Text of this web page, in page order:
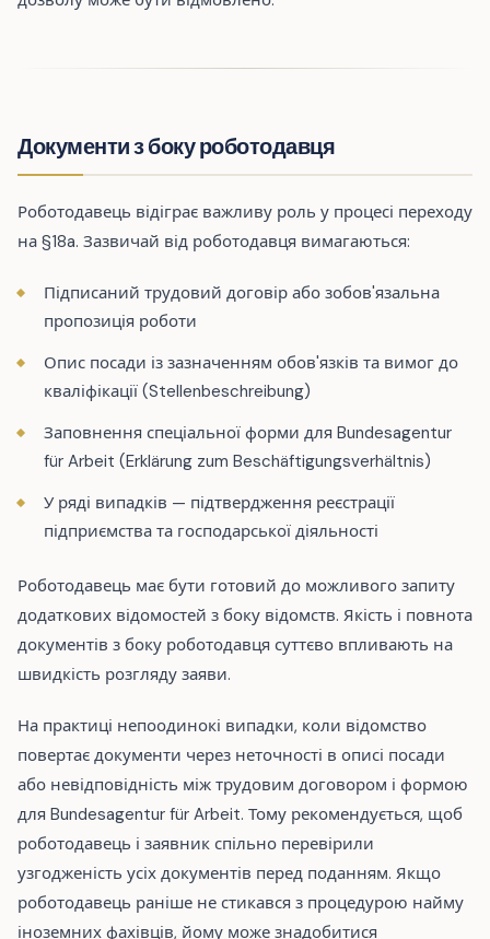
Документи з боку роботодавця
Роботодавець відіграє важливу роль у процесі переходу
на §18a. Зазвичай від роботодавця вимагаються:
Підписаний трудовий договір або зобов'язальна
пропозиція роботи
Опис посади із зазначенням обов'язків та вимог до
кваліфікації (Stellenbeschreibung)
Заповнення спеціальної форми для Bundesagentur
für Arbeit (Erklärung zum Beschäftigungsverhältnis)
У ряді випадків — підтвердження реєстрації
підприємства та господарської діяльності
Роботодавець має бути готовий до можливого запиту
додаткових відомостей з боку відомств. Якість і повнота
документів з боку роботодавця суттєво впливають на
швидкість розгляду заяви.
На практиці непоодинокі випадки, коли відомство
повертає документи через неточності в описі посади
або невідповідність між трудовим договором і формою
для Bundesagentur für Arbeit. Тому рекомендується, щоб
роботодавець і заявник спільно перевірили
узгодженість усіх документів перед поданням. Якщо
роботодавець раніше не стикався з процедурою найму
іноземних фахівців, йому може знадобитися